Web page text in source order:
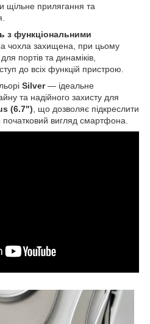
щільне прилягання та
з функціональними
чохла захищена, при цьому
портів та динаміків,
до всіх функцій пристрою.
Silver— ідеальне
та надійного захисту для
(6.7") , що дозволяє підкреслити
початковий вигляд смартфона.